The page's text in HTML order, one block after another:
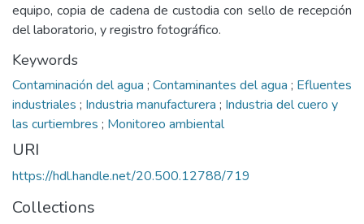
equipo, copia de cadena de custodia con sello de recepción
del laboratorio, y registro fotográfico.
Keywords
Contaminación del agua ; Contaminantes del agua ; Efluentes
industriales ; Industria manufacturera ; Industria del cuero y
las curtiembres ; Monitoreo ambiental
URI
https://hdl.handle.net/20.500.12788/719
Collections